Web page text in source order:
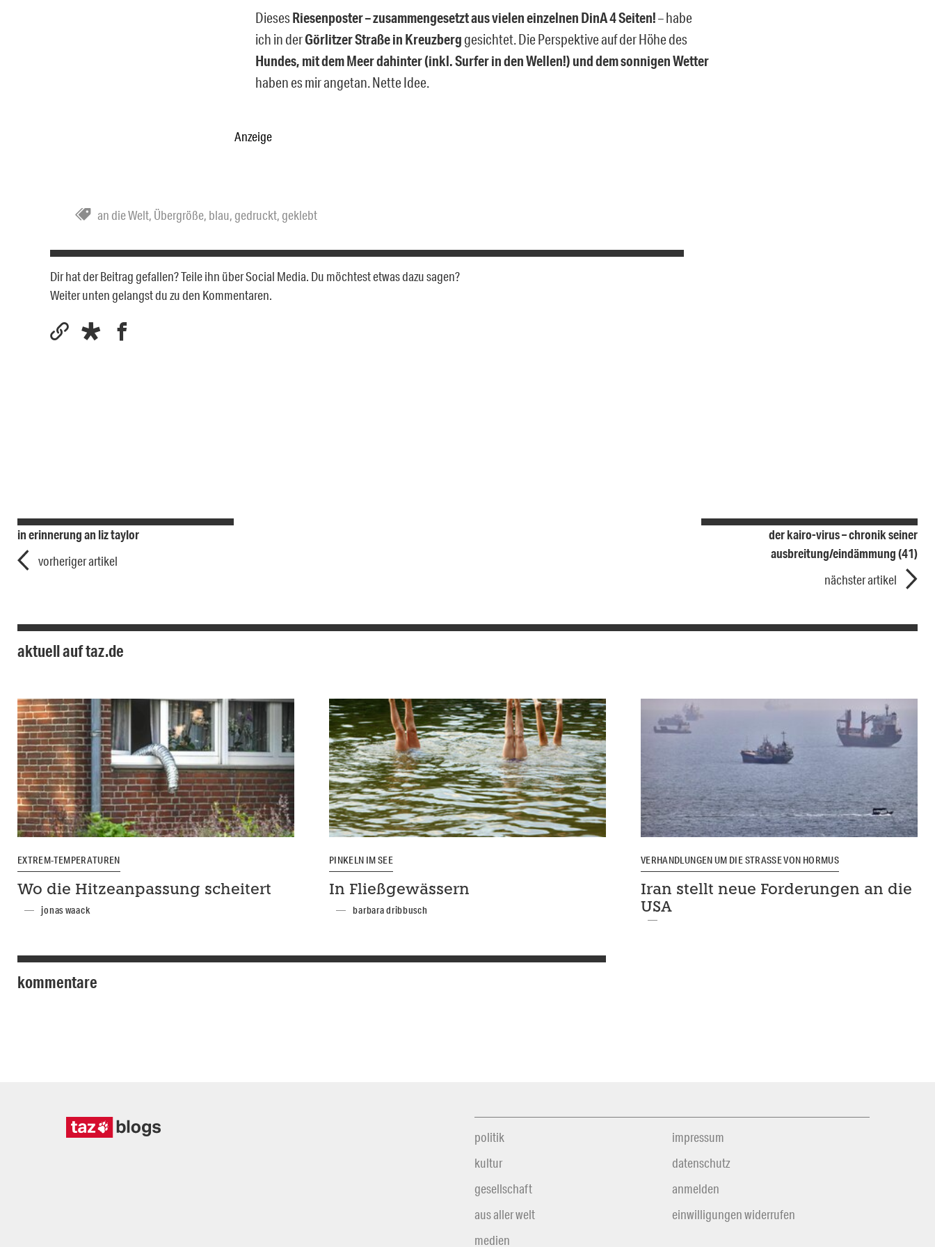
DiesesRiesenposter – zusammengesetzt aus vielen einzelnen DinA 4 Seiten!– habe
ich in derGörlitzer Straße in Kreuzberggesichtet. Die Perspektive auf der Höhe des
Hundes, mit dem Meer dahinter (inkl. Surfer in den Wellen!) und dem sonnigen Wetter
haben es mir angetan. Nette Idee.
Anzeige
an die Welt, Übergröße, blau, gedruckt, geklebt
Dir hat der Beitrag gefallen? Teile ihn über Social Media. Du möchtest etwas dazu sagen?
Weiter unten gelangst du zu den Kommentaren.
in erinnerung an liz taylor
vorheriger artikel
der kairo-virus – chronik seiner
ausbreitung/eindämmung (41)
nächster artikel
aktuell auf taz.de
EXTREM-TEMPERATUREN
Wo die Hitzeanpassung scheitert
jonas waack
PINKELN IM SEE
In Fließgewässern
barbara dribbusch
VERHANDLUNGEN UM DIE STRASSE VON HORMUS
Iran stellt neue Forderungen an die
USA
kommentare
politik
kultur
gesellschaft
aus aller welt
medien
impressum
datenschutz
anmelden
einwilligungen widerrufen